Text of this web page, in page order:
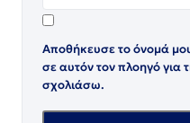
Αποθήκευσε το όνομά
σε αυτόν τον πλοηγό
σχολιάσω.